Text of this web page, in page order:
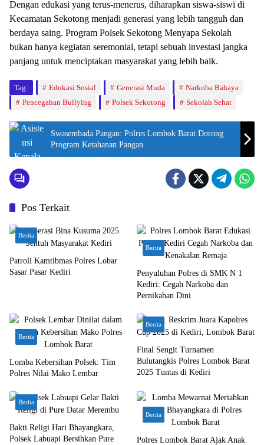
Dengan edukasi yang terus-menerus, diharapkan siswa-siswi di
Kecamatan Sekotong menjadi generasi yang lebih tangguh dan
berdaya saing. Program Polsek Sekotong Menyapa Sekolah
bukan hanya kegiatan seremonial, tetapi sebuah investasi jangka
panjang untuk menciptakan masyarakat yang lebih baik.
Tag: Edukasi Sosial Generasi Muda
Narkoba Bahaya
Pencegahan Bullying
Polsek Sekotong Sekolah Sehat
Swasembada Pangan: Polres Lombok Barat Dorong
Program Ketahanan Pangan
Pos Terkait
Berita
Patroli Kamtibmas Polres Lobar
Sasar Pasar Kediri
Berita
Penyuluhan Polres di SMK N 1
Kediri: Cegah Narkoba dan
Pernikahan Dini
Berita
Lomba Kebersihan Polsek: Tim
Polres Nilai Mako Lembar
Berita
Final Sengit Turnamen
Bulutangkis Polres Lombok Barat
2025 Tuntas di Kediri
Berita
Bakti Religi Hari Bhayangkara,
Polsek Labuapi Bersihkan Pure
Berita
Polres Lombok Barat Ajak Anak